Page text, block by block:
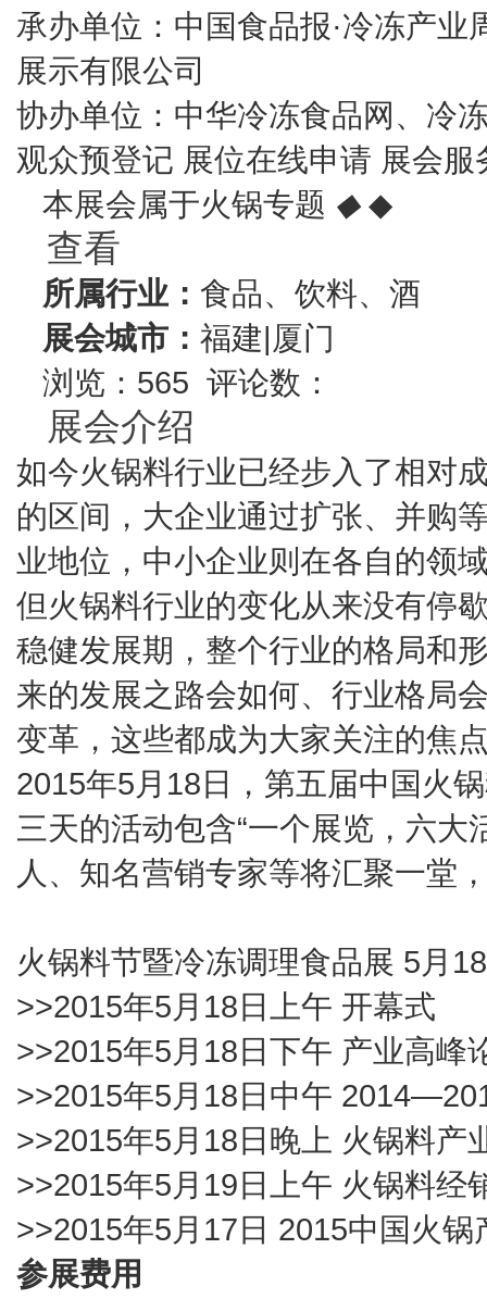
承办单位：中国食品报·冷冻产
展示有限公司
协办单位：中华冷冻食品网、冷
观众预登记 展位在线申请 展会
本展会属于火锅专题 ◆◆
查看
所属行业： 食品、饮料、酒
展会城市： 福建|厦门
浏览：565 评论数：
展会介绍
如今火锅料行业已经步入了相对
的区间，大企业通过扩张、并购
业地位，中小企业则在各自的领
但火锅料行业的变化从来没有停
稳健发展期，整个行业的格局和
来的发展之路会如何、行业格局
变革，这些都成为大家关注的焦
2015年5月18日，第五届中国火
三天的活动包含“一个展览，六
人、知名营销专家等将汇聚一堂
火锅料节暨冷冻调理食品展 5月
>>2015年5月18日上午 开幕式
>>2015年5月18日下午 产业高峰
>>2015年5月18日中午
>>2015年5月18日晚上 火锅料产
>>2015年5月19日上午 火锅料经
>>2015年5月17日 2015中国火
参展费用